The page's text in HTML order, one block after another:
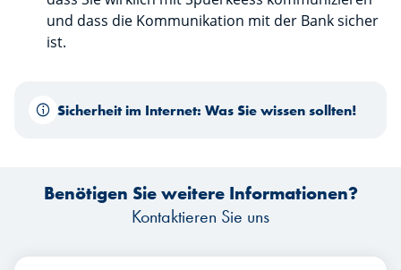
und dass die Kommunikation mit der Bank sicher
ist.
Sicherheit im Internet: Was Sie wissen sollten!
Benötigen Sie weitere Informationen?
Kontaktieren Sie uns